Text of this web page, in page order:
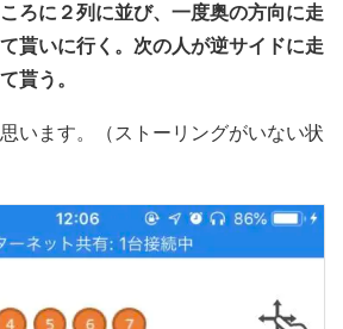
ろに２列に並び、一度奥の方向に走
貰いに行く。次の人が逆サイドに走
貰う。
います。（ストーリングがいない状